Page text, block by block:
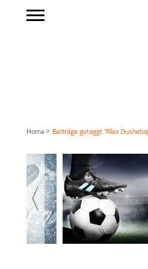
Home > Beiträge getaggt "Alex